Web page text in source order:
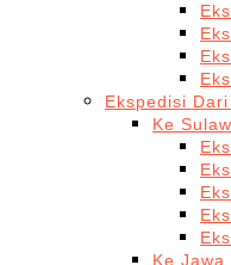
Ekspedisi Dari
Ke
Ke Jawa